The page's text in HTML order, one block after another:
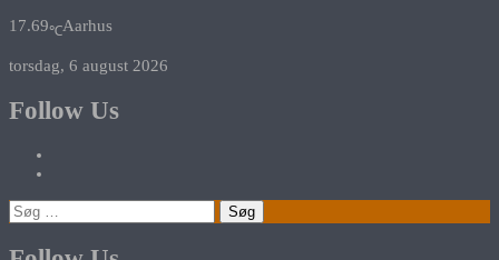
17.69℃Aarhus
torsdag, 6 august 2026
Follow Us
Søg
efter: